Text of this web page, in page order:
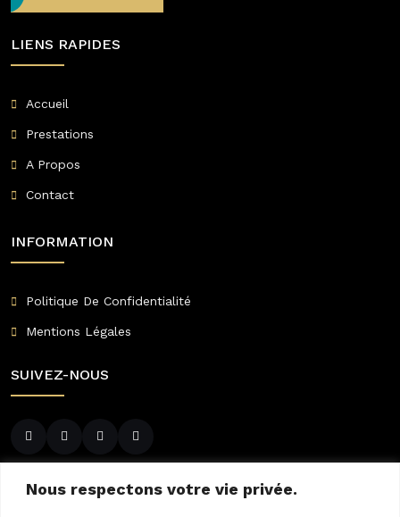
Nous respectons votre vie privée.
LIENS RAPIDES
Accueil
Prestations
A Propos
Contact
INFORMATION
Politique De Confidentialité
Mentions Légales
SUIVEZ-NOUS
CONTACTEZ-NOUS